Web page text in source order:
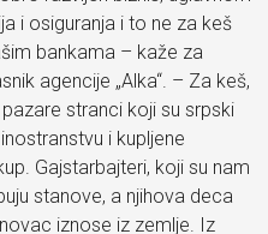
i osiguranja i to ne za keš
bankama – kaže za
agencije „Alka“. – Za keš,
stranci koji su srpski
i kupljene
Gajstarbajteri, koji su nam
stanove, a njihova deca
iznose iz zemlje. Iz